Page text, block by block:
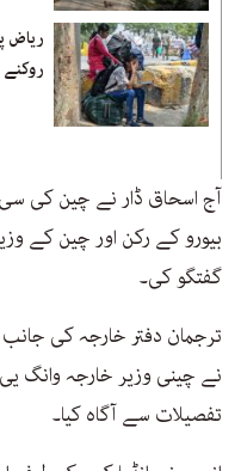
ریاض
آج اسحاق ڈار نے چین کی
بیورو کے رکن اور چین کے
گفتگو کی۔
ترجمان دفتر خارجہ کی
نے چینی وزیر خارجہ وانگ
تفصیلات سے آگاہ کیا۔